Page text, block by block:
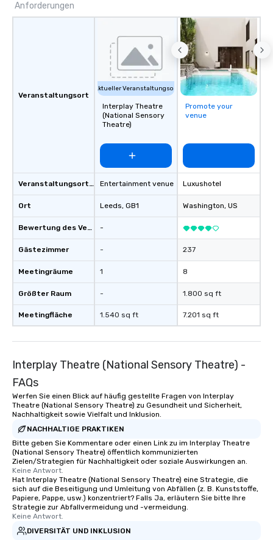
Anforderungen
Veranstaltungsort
Veranstaltungsortstyp
Ort
Bewertung des Veranstaltungsortes
Gästezimmer
Meetingräume
Größter Raum
Meetingfläche
Aktueller Veranstaltungsort
Interplay Theatre
(National Sensory
Theatre)
Entertainment venue
Leeds, GB1
-
-
1
-
1.540 sq ft
Promote your
venue
Luxushotel
Washington, US
237
8
1.800 sq ft
7.201 sq ft
Interplay Theatre (National Sensory Theatre) -
FAQs
Werfen Sie einen Blick auf häufig gestellte Fragen von Interplay
Theatre (National Sensory Theatre) zu Gesundheit und Sicherheit,
Nachhaltigkeit sowie Vielfalt und Inklusion.
NACHHALTIGE PRAKTIKEN
Bitte geben Sie Kommentare oder einen Link zu im Interplay Theatre
(National Sensory Theatre) öffentlich kommunizierten
Zielen/Strategien für Nachhaltigkeit oder soziale Auswirkungen an.
Keine Antwort.
Hat Interplay Theatre (National Sensory Theatre) eine Strategie, die
sich auf die Beseitigung und Umleitung von Abfällen (z. B. Kunststoffe,
Papiere, Pappe, usw.) konzentriert? Falls Ja, erläutern Sie bitte Ihre
Strategie zur Abfallvermeidung und -vermeidung.
Keine Antwort.
DIVERSITÄT UND INKLUSION